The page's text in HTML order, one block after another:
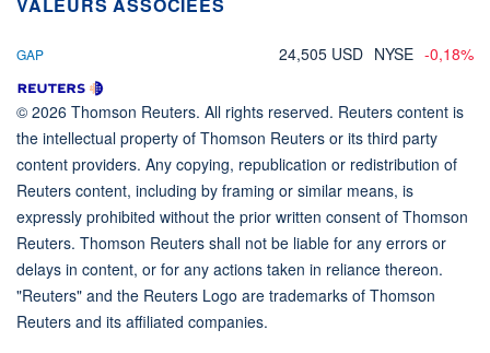
GAP 24,505 USD NYSE -0,18%
© 2026 Thomson Reuters. All rights reserved. Reuters content is
the intellectual property of Thomson Reuters or its third party
content providers. Any copying, republication or redistribution of
Reuters content, including by framing or similar means, is
expressly prohibited without the prior written consent of Thomson
Reuters. Thomson Reuters shall not be liable for any errors or
delays in content, or for any actions taken in reliance thereon.
"Reuters" and the Reuters Logo are trademarks of Thomson
Reuters and its affiliated companies.